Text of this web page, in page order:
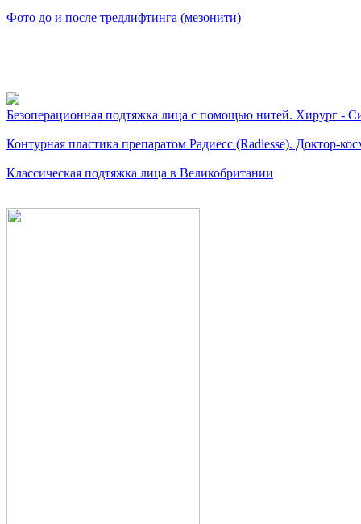
Фото до и после тредлифтинга (мезонити)
Безоперационная подтяжка лица с помощью нитей. Хирург -
Контурная пластика препаратом Радиесс (Radiesse). Доктор-
Классическая подтяжка лица в Великобритании